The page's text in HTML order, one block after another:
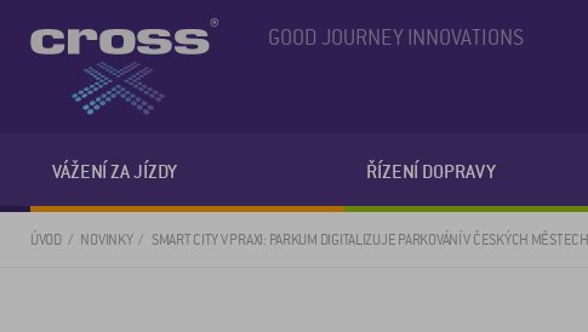
GOOD JOURNEY INNOVATIONS
VÁŽENÍ ZA JÍZDY ŘÍZENÍ DOPRAVY
ÚVOD NOVINKY SMART CITY V PRAXI: PARKUM DIGITALIZUJE PARKOVÁNÍ V ČESKÝCH MĚSTECH